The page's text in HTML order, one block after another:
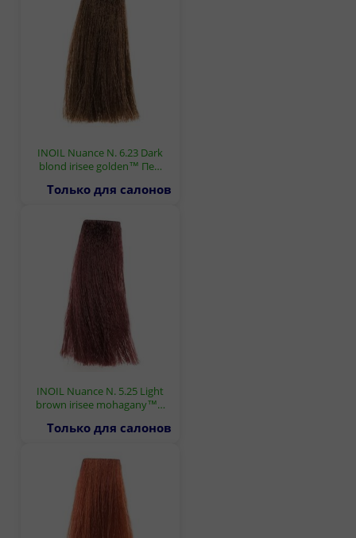
INOIL Nuance N. 6.23 Dark
blond irisee golden™ Пе…
Только для салонов
INOIL Nuance N. 5.25 Light
brown irisee mohagany™…
Только для салонов